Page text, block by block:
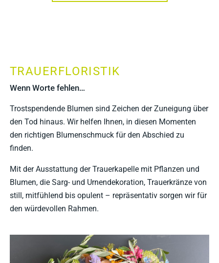
TRAUERFLORISTIK
Wenn Worte fehlen…
Trostspendende Blumen sind Zeichen der Zuneigung über
den Tod hinaus. Wir helfen Ihnen, in diesen Momenten
den richtigen Blumenschmuck für den Abschied zu
finden.
Mit der Ausstattung der Trauerkapelle mit Pflanzen und
Blumen, die Sarg- und Urnendekoration, Trauerkränze von
still, mitfühlend bis opulent – repräsentativ sorgen wir für
den würdevollen Rahmen.